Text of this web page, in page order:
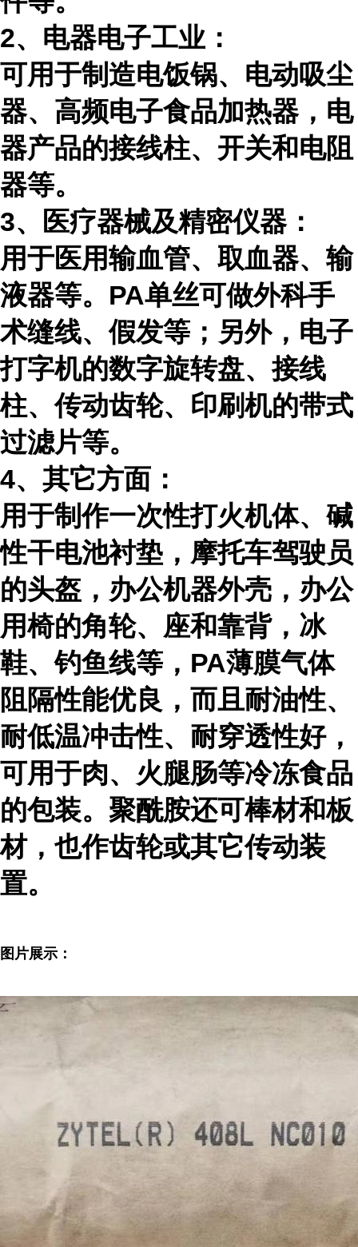
2、电器电子工业：
可用于制造电饭锅、电动吸尘
器、高频电子食品加热器，电
器产品的接线柱、开关和电阻
器等。
3、医疗器械及精密仪器：
用于医用输血管、取血器、输
液器等。 PA单丝可做外科手
术缝线、假发等；另外，电子
打字机的数字旋转盘、接线
柱、传动齿轮、印刷机的带式
过滤片等。
4、其它方面：
用于制作一次性打火机体、碱
性干电池衬垫，摩托车驾驶员
的头盔，办公机器外壳，办公
用椅的角轮、座和靠背，冰
鞋、钓鱼线等， PA薄膜气体
阻隔性能优良，而且耐油性、
耐低温冲击性、耐穿透性好，
可用于肉、火腿肠等冷冻食品
的包装。聚酰胺还可棒材和板
材，也作齿轮或其它传动装
置。
图片展示：